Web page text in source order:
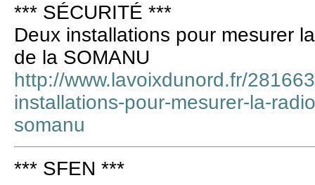
*** SÉCURITÉ ***
Deux installations pour mesurer
de la SOMANU
http://www.lavoixdunord.fr/
installations-pour-mesurer-la-
somanu
*** SFEN ***